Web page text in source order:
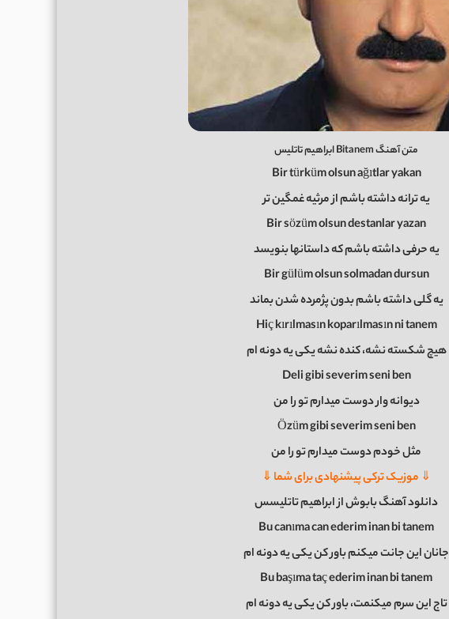
متن آهنگ Bitanem ابراهیم تاتلیس
Bir türküm olsun ağıtlar yakan
یه ترانه داشته باشم از مرثیه غمگین تر
Bir sözüm olsun destanlar yazan
یه حرفی داشته باشم که داستانها بنویسد
Bir gülüm olsun solmadan dursun
یه گلی داشته باشم بدون پژمرده شدن بماند
Hiç kırılmasın koparılmasın ni tanem
هیچ شکسته نشه، کنده نشه یکی یه دونه ام
Deli gibi severim seni ben
دیوانه وار دوست میدارم تو را من
Özüm gibi severim seni ben
مثل خودم دوست میدارم تو را من
⇓ موزیک ترکی پیشنهادی برای شما ⇓
دانلود آهنگ بابوش از ابراهیم تاتلیسس
Bu canıma can ederim inan bi tanem
جانان این جانت میکنم باور کن یکی یه دونه ام
Bu başıma taç ederim inan bi tanem
تاج این سرم میکنمت، باور کن یکی یه دونه ام